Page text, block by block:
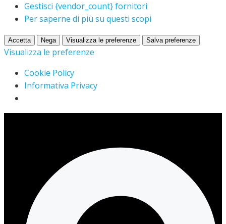
Gestisci {vendor_count} fornitori
Per saperne di più su questi scopi
Accetta Nega Visualizza le preferenze Salva preferenze
Visualizza le preferenze
Cookie Policy
Informativa Privacy